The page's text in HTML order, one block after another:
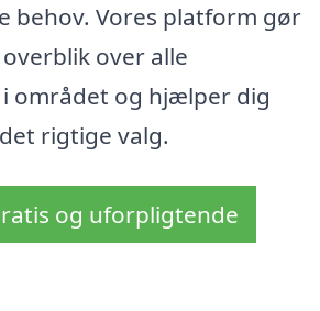
behov. Vores platform gør
over alle
området og hjælper dig
rigtige valg.
og uforpligtende